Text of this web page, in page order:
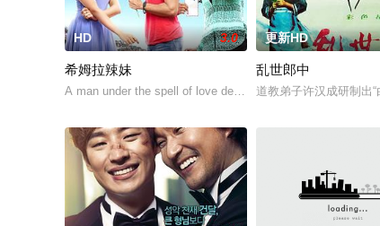
HD 3.0
希姆拉辣妹
A man under the spell of love decides to stay back and
更新HD
乱世郎中
道教弟子许汉成研制出